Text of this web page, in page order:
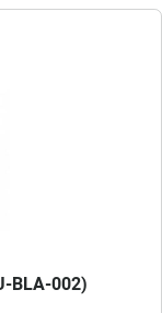
BLA-002)